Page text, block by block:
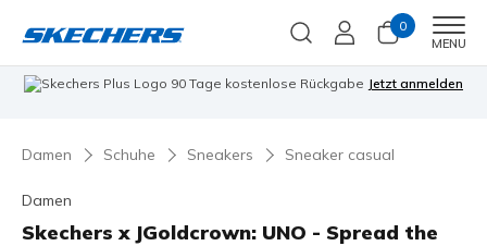
0
MENU
90 Tage kostenlose Rückgabe Jetzt anmelden
Damen Schuhe Sneakers Sneaker casual
Damen
Skechers x JGoldcrown: UNO - Spread the